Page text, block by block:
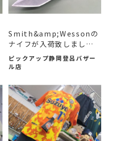
Smith&amp;Wessonの
ナイフが入荷致しまし
た！
ピックアップ静岡登呂バザー
ル店